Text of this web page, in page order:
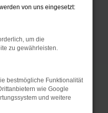
Seiten
Seite in einem
privaten
vorübergehende
von uns eingesetzt:
um die
zu gewährleisten.
bestmögliche Funktionalität
wie Google
und weitere